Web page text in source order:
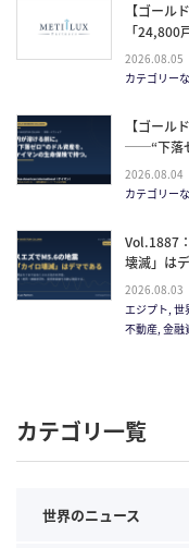
【ゴール
「
20年で最
イルが崩
2026.08.05
カテゴリー
【ゴール
──“下落
の生命保険
2026.08.04
カテゴリー
Vol.1887
壊滅」は
す”距離を
2026.08.03
エジプト, 世
不動産, 金融
カテゴリ一覧
世界のニュース